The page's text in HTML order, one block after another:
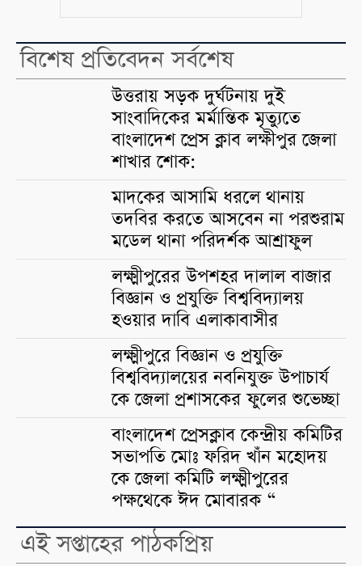
বিশেষ প্রতিবেদন সর্বশেষ
উত্তরায় সড়ক দুর্ঘটনায় দুই
সাংবাদিকের মর্মান্তিক মৃত্যুতে
বাংলাদেশ প্রেস ক্লাব লক্ষীপুর জেলা
শাখার শোক:
মাদকের আসামি ধরলে থানায়
তদবির করতে আসবেন না পরশুরাম
মডেল থানা পরিদর্শক আশ্রাফুল
লক্ষ্মীপুরের উপশহর দালাল বাজার
বিজ্ঞান ও প্রযুক্তি বিশ্ববিদ্যালয়
হওয়ার দাবি এলাকাবাসীর
লক্ষ্মীপুরে বিজ্ঞান ও প্রযুক্তি
বিশ্ববিদ্যালয়ের নবনিযুক্ত উপাচার্য
কে জেলা প্রশাসকের ফুলের শুভেচ্ছা
বাংলাদেশ প্রেসক্লাব কেন্দ্রীয় কমিটির
সভাপতি মোঃ ফরিদ খাঁন মহোদয়
কে জেলা কমিটি লক্ষ্মীপুরের
পক্ষথেকে ঈদ মোবারক “
এই সপ্তাহের পাঠকপ্রিয়